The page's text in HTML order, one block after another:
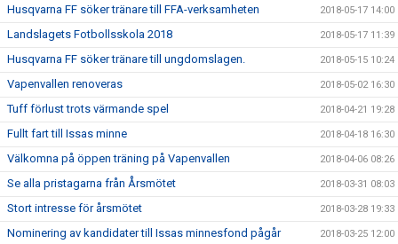
Husqvarna FF söker tränare till FFA-verksamheten 2018-05-17 14:00
Landslagets Fotbollsskola 2018 2018-05-17 11:39
Husqvarna FF söker tränare till ungdomslagen. 2018-05-15 10:24
Vapenvallen renoveras 2018-05-02 16:30
Tuff förlust trots värmande spel 2018-04-21 19:28
Fullt fart till Issas minne 2018-04-18 16:30
Välkomna på öppen träning på Vapenvallen 2018-04-06 08:26
Se alla pristagarna från Årsmötet 2018-03-31 08:03
Stort intresse för årsmötet 2018-03-28 19:33
Nominering av kandidater till Issas minnesfond pågår 2018-03-25 12:00